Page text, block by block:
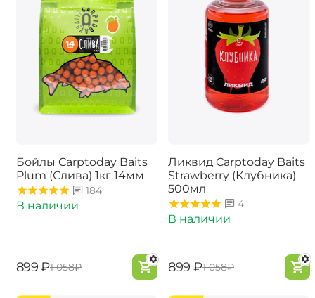
Бойлы Carptoday Baits
Plum (Слива) 1кг 14мм
184
В наличии
‍899‍ ₽‍1 058‍₽
Ликвид Carptoday Baits
Strawberry (Клубника)
500мл
4
В наличии
‍899‍ ₽‍1 058‍₽